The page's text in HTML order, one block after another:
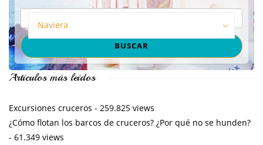
Naviera
Artículos más leídos
Excursiones cruceros - 259.825 views
¿Cómo flotan los barcos de cruceros? ¿Por qué no se hunden?
- 61.349 views